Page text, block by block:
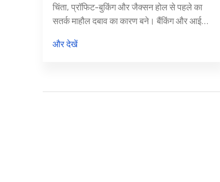
चिंता, प्रॉफिट-बुकिंग और जैक्सन होल से पहले का
सतर्क माहौल दबाव का कारण बने। बैंकिंग और आईटी में
विश्लेषकों के मुताबिक FII आउटफ्लो, वैश्विक मंदी डर
और देखें